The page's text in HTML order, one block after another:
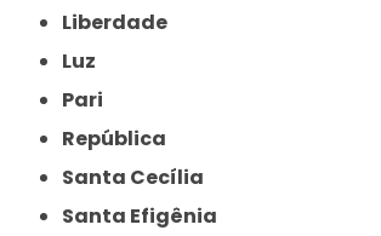
Liberdade
Luz
Pari
República
Santa Cecília
Santa Efigênia